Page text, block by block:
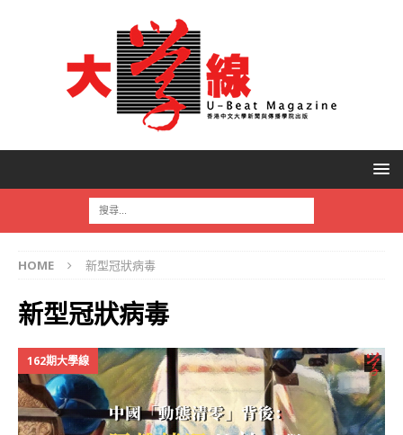
HOME 新型冠狀病毒
新型冠狀病毒
162期大學線